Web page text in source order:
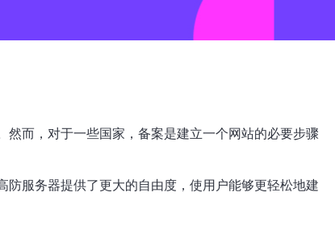
而，对于一些国家，备案是建立一个网站的必要步骤
服务器提供了更大的自由度，使用户能够更轻松地建